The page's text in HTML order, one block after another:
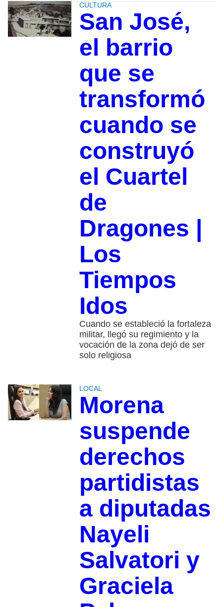
CULTURA
San José,
el barrio
que se
transformó
cuando se
construyó
el Cuartel
de
Dragones |
Los
Tiempos
Idos
Cuando se estableció la fortaleza
militar, llegó su regimiento y la
vocación de la zona dejó de ser
solo religiosa
LOCAL
Morena
suspende
derechos
partidistas
a diputadas
Nayeli
Salvatori y
Graciela